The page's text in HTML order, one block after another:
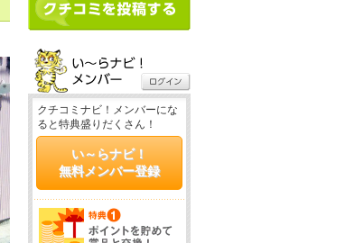
クチコミナビ！メンバーにな
ると特典盛りだくさん！
い～らナビ！
無料メンバー登録